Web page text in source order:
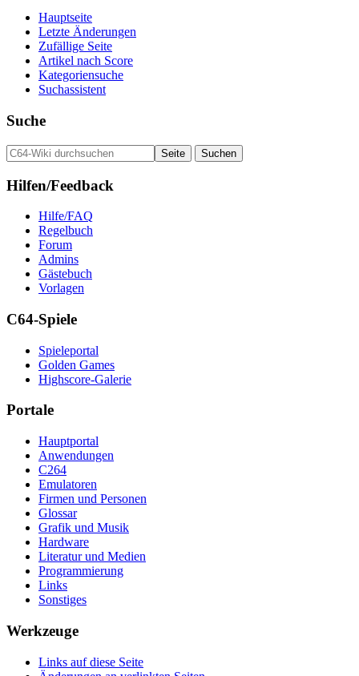
Hauptseite
Letzte Änderungen
Zufällige Seite
Artikel nach Score
Kategoriensuche
Suchassistent
Suche
Hilfen/Feedback
Hilfe/FAQ
Regelbuch
Forum
Admins
Gästebuch
Vorlagen
C64-Spiele
Spieleportal
Golden Games
Highscore-Galerie
Portale
Hauptportal
Anwendungen
C264
Emulatoren
Firmen und Personen
Glossar
Grafik und Musik
Hardware
Literatur und Medien
Programmierung
Links
Sonstiges
Werkzeuge
Links auf diese Seite